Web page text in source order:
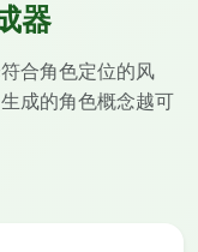
器
合角色定位的风
成的角色概念越可